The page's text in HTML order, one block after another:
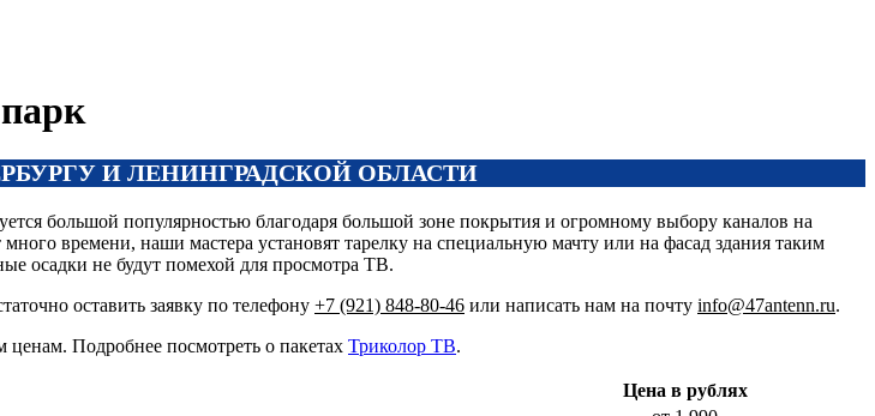
И ЛЕНИНГРАДСКОЙ ОБЛАСТИ
большой популярностью благодаря большой зоне покрытия и огромному выбору каналов на
времени, наши мастера установят тарелку на специальную мачту или на фасад здания таким
осадки не будут помехой для просмотра ТВ.
оставить заявку по телефону +7 (921) 848-80-46 или написать нам на почту info@47antenn.ru.
Подробнее посмотреть о пакетах Триколор ТВ.
Цена в рублях